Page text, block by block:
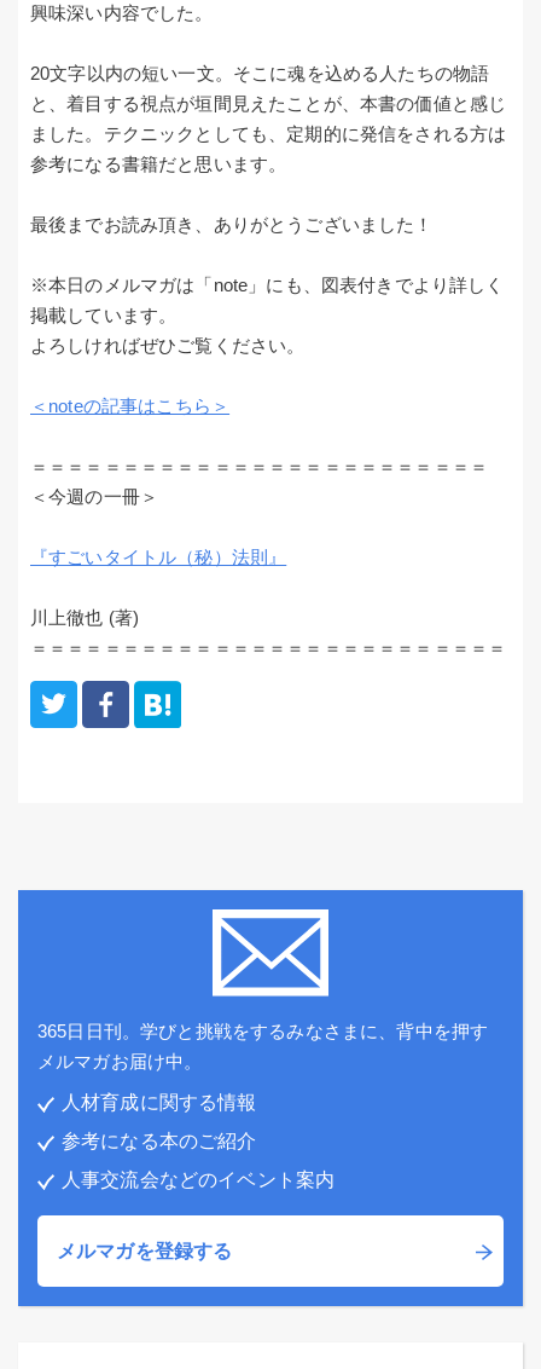
興味深い内容でした。
20文字以内の短い一文。そこに魂を込める人たちの物語
と、着目する視点が垣間見えたことが、本書の価値と感じ
ました。テクニックとしても、定期的に発信をされる方は
参考になる書籍だと思います。
最後までお読み頂き、ありがとうございました！
※本日のメルマガは「note」にも、図表付きでより詳しく
掲載しています。
よろしければぜひご覧ください。
＜noteの記事はこちら＞
＝＝＝＝＝＝＝＝＝＝＝＝＝＝＝＝＝＝＝＝＝＝＝＝＝
＜今週の一冊＞
『すごいタイトル（秘）法則』
川上徹也 (著)
＝＝＝＝＝＝＝＝＝＝＝＝＝＝＝＝＝＝＝＝＝＝＝＝＝＝
365日日刊。学びと挑戦をするみなさまに、背中を押す
メルマガお届け中。
人材育成に関する情報
参考になる本のご紹介
人事交流会などのイベント案内
メルマガを登録する